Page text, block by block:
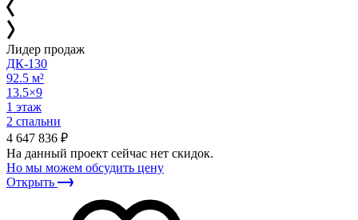
Лидер продаж
ДК-130
92.5 м²
13.5×9
1 этаж
2 спальни
4 647 836 ₽
На данный проект сейчас нет скидок.
Но мы можем обсудить цену
Открыть